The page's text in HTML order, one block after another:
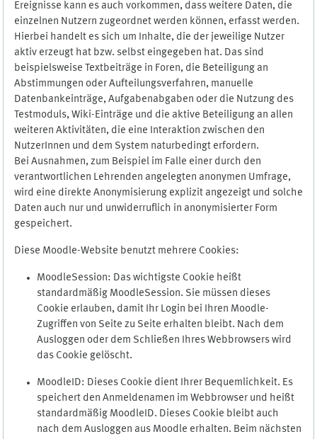
Ereignisse kann es auch vorkommen, dass weitere Daten, die
einzelnen Nutzern zugeordnet werden können, erfasst werden.
Hierbei handelt es sich um Inhalte, die der jeweilige Nutzer
aktiv erzeugt hat bzw. selbst eingegeben hat. Das sind
beispielsweise Textbeiträge in Foren, die Beteiligung an
Abstimmungen oder Aufteilungsverfahren, manuelle
Datenbankeinträge, Aufgabenabgaben oder die Nutzung des
Testmoduls, Wiki-Einträge und die aktive Beteiligung an allen
weiteren Aktivitäten, die eine Interaktion zwischen den
NutzerInnen und dem System naturbedingt erfordern.
Bei Ausnahmen, zum Beispiel im Falle einer durch den
verantwortlichen Lehrenden angelegten anonymen Umfrage,
wird eine direkte Anonymisierung explizit angezeigt und solche
Daten auch nur und unwiderruflich in anonymisierter Form
gespeichert.
Diese Moodle-Website benutzt mehrere Cookies:
MoodleSession: Das wichtigste Cookie heißt
standardmäßig MoodleSession. Sie müssen dieses
Cookie erlauben, damit Ihr Login bei Ihren Moodle-
Zugriffen von Seite zu Seite erhalten bleibt. Nach dem
Ausloggen oder dem Schließen Ihres Webbrowsers wird
das Cookie gelöscht.
MoodleID: Dieses Cookie dient Ihrer Bequemlichkeit. Es
speichert den Anmeldenamen im Webbrowser und heißt
standardmäßig MoodleID. Dieses Cookie bleibt auch
nach dem Ausloggen aus Moodle erhalten. Beim nächsten